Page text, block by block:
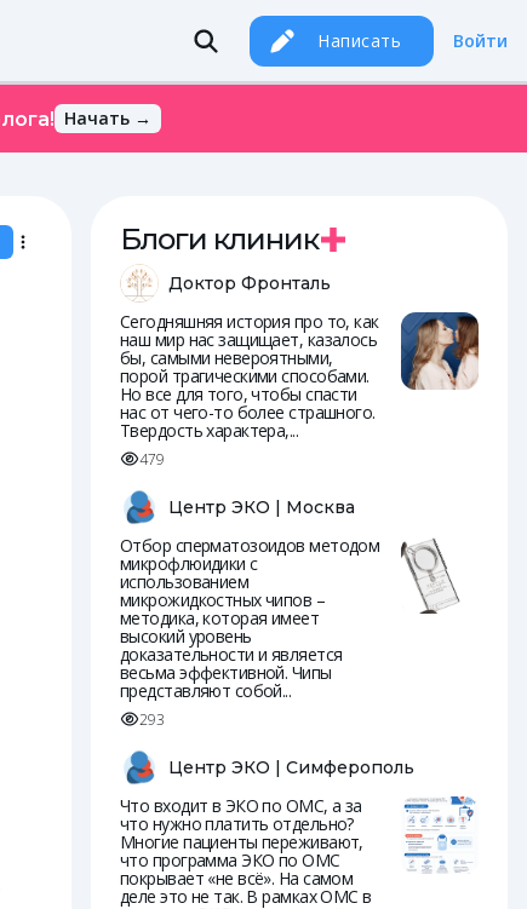
Написать Войти
Начать →
Блоги клиник
Доктор Фронталь
Сегодняшняя история про то, как
наш мир нас защищает, казалось
бы, самыми невероятными,
порой трагическими способами.
Но все для того, чтобы спасти
нас от чего-то более страшного.
Твердость характера,...
479
Центр ЭКО | Москва
Отбор сперматозоидов методом
микрофлюидики с
использованием
микрожидкостных чипов –
методика, которая имеет
высокий уровень
доказательности и является
весьма эффективной. Чипы
представляют собой...
293
Центр ЭКО | Симферополь
Что входит в ЭКО по ОМС, а за
что нужно платить отдельно?
Многие пациенты переживают,
что программа ЭКО по ОМС
покрывает «не всё». На самом
деле это не так. В рамках ОМС в